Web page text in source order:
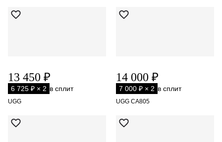
13 450 ₽
6 725 ₽ × 2 в сплит
UGG
14 000 ₽
7 000 ₽ × 2 в сплит
UGG CA805